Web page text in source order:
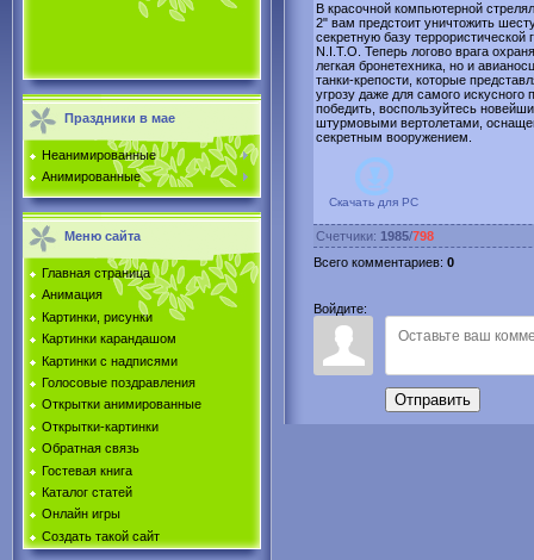
Праздники в мае
Неанимированные
Анимированные
Меню сайта
Главная страница
Анимация
Картинки, рисунки
Картинки карандашом
Картинки с надписями
Голосовые поздравления
Открытки анимированные
Открытки-картинки
Обратная связь
Гостевая книга
Каталог статей
Онлайн игры
Создать такой сайт
В красочной компьютерной
2" вам предстоит уничтожить
секретную базу террористической
N.I.T.O. Теперь логово врага
легкая бронетехника, но и
танки-крепости, которые
угрозу даже для самого искусного
победить, воспользуйтесь
штурмовыми вертолетами,
секретным вооружением.
Скачать для PC
Счетчики: 1985/798
Всего комментариев: 0
Войдите:
Отправить